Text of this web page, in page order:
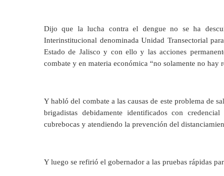
Dijo que la lucha contra el dengue no se ha
Interinstitucional denominada Unidad Transectorial
Estado de Jalisco y con ello y las acciones
combate y en materia económica “no solamente no hay
Y habló del combate a las causas de este problema de
brigadistas debidamente identificados con
cubrebocas y atendiendo la prevención del
Y luego se refirió el gobernador a las pruebas rápidas